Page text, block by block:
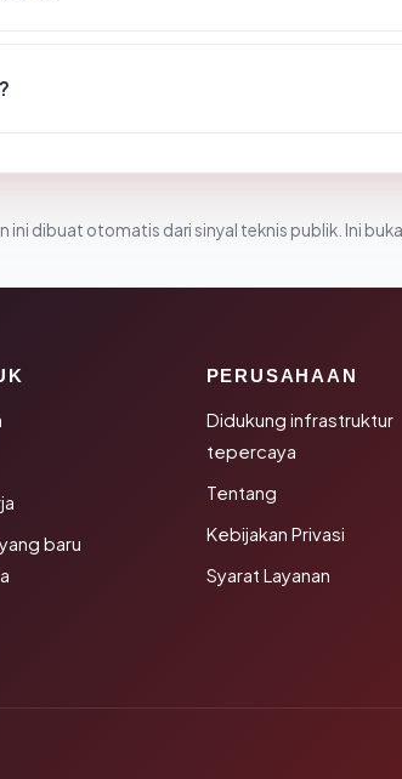
ini dibuat otomatis dari sinyal teknis publik. Ini
baru
PERUSAHAAN
Didukung infrastruktur
tepercaya
Tentang
Kebijakan Privasi
Syarat Layanan